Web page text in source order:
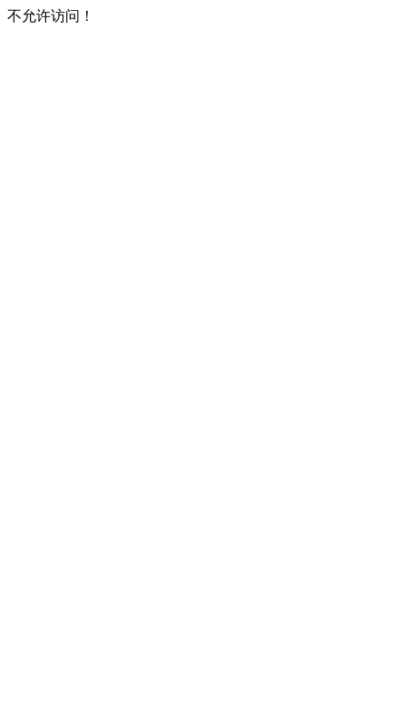
不允许访问！